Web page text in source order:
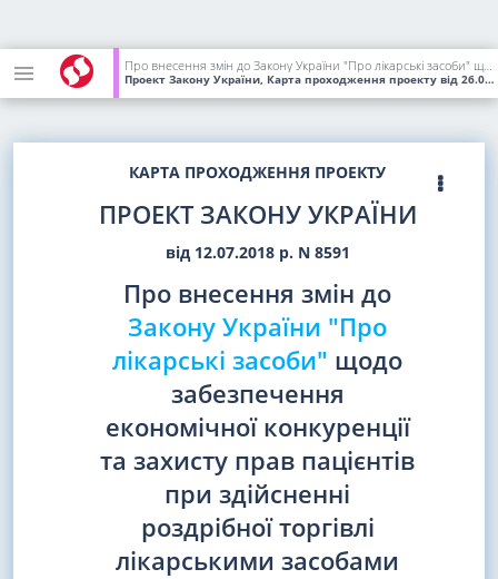
Про внесення змін до Закону України "Про лікарські засоби" щодо забезпечення економічної конкуренції та захисту прав пацієнтів при здійсненні роздрібної торгівлі лікарськими засобами
Проект Закону України, Карта проходження проекту від 26.02.2019
КАРТА ПРОХОДЖЕННЯ ПРОЕКТУ
ПРОЕКТ ЗАКОНУ УКРАЇНИ
від 12.07.2018 р. N 8591
Про внесення змін до
Закону України "Про
лікарські засоби" щодо
забезпечення
економічної конкуренції
та захисту прав пацієнтів
при здійсненні
роздрібної торгівлі
лікарськими засобами